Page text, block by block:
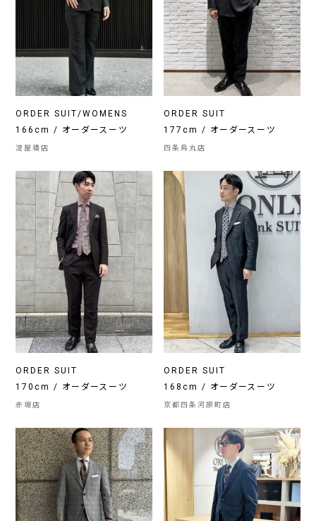
ORDER SUIT/WOMENS
166cm / オーダースーツ
淀屋橋店
ORDER SUIT
177cm / オーダースーツ
四条烏丸店
ORDER SUIT
170cm / オーダースーツ
赤坂店
ORDER SUIT
168cm / オーダースーツ
京都四条河原町店